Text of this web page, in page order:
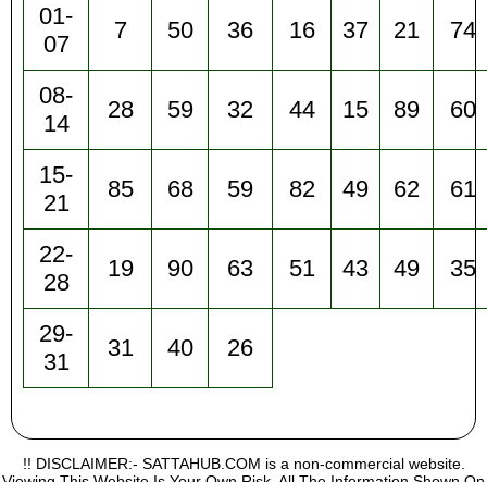
01-
07
7 50 36 16 37 21 74
08-
14
28 59 32 44 15 89 60
15-
21
85 68 59 82 49 62 61
22-
28
19 90 63 51 43 49 35
29-
31
31 40 26
!! DISCLAIMER:- SATTAHUB.COM is a non-commercial website.